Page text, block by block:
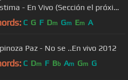
- En Vivo (Sección el próximo
C G F Dm Gm Em A
Paz - No se ..En vivo 2012
C Dm F Bb Am Gm G